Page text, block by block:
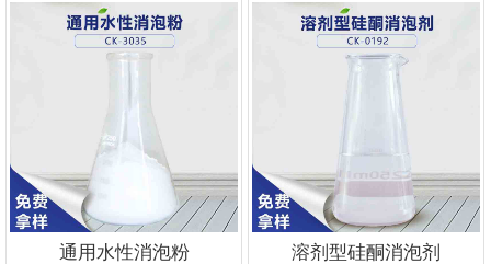
通用水性消泡粉 溶剂型硅酮消泡剂